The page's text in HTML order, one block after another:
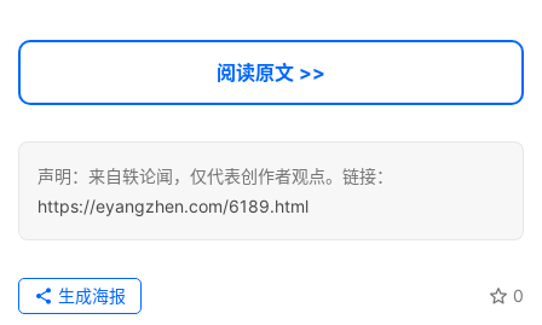
阅读原文 >>
声明：来自轶论闻，仅代表创作者观点。链接：
https://eyangzhen.com/6189.html
0
生成海报